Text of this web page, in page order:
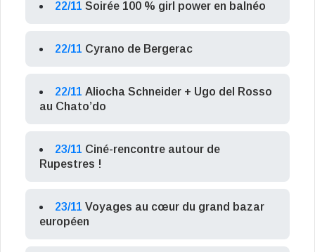
22/11 Soirée 100 % girl power en balnéo
22/11 Cyrano de Bergerac
22/11 Aliocha Schneider + Ugo del Rosso
au Chato’do
23/11 Ciné-rencontre autour de
Rupestres !
23/11 Voyages au cœur du grand bazar
européen